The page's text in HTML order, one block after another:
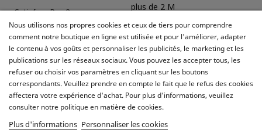
Satisfyer Pro 2
Coffrets Érotiques
Masturbateurs
Meilleures ventes
plus de 2 M
Nous utilisons nos propres cookies et ceux de tiers pour comprendre
comment notre boutique en ligne est utilisée et pour l'améliorer, adapter
le contenu à vos goûts et personnaliser les publicités, le marketing et les
publications sur les réseaux sociaux. Vous pouvez les accepter tous, les
refuser ou choisir vos paramètres en cliquant sur les boutons
correspondants. Veuillez prendre en compte le fait que le refus des cookies
affectera votre expérience d'achat. Pour plus d'informations, veuillez
consulter notre politique en matière de cookies.
Plus d'informations Personnaliser les cookies